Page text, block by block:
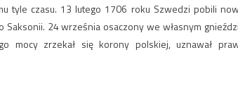
tyle czasu. 13 lutego 1706 roku Szwedzi pobili
24 września osaczony we własnym
mocy zrzekał się korony polskiej, uznawał